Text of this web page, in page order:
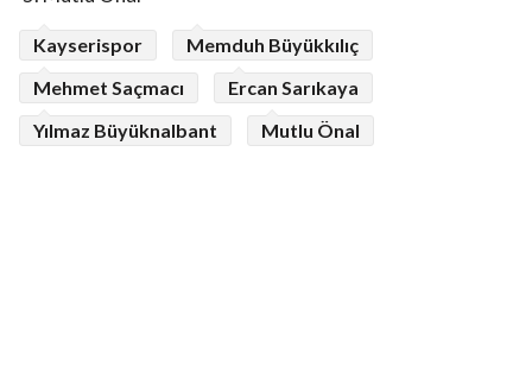
Kayserispor
Memduh Büyükkılıç
Mehmet Saçmacı
Ercan Sarıkaya
Yılmaz Büyüknalbant
Mutlu Önal